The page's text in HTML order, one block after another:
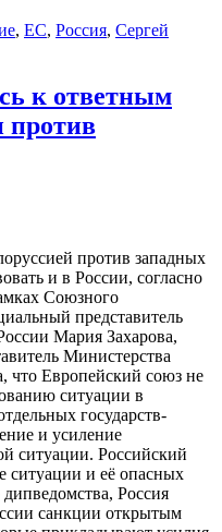
, ЕС, Россия, Сергей
к ответным
против
против западных
и в России, согласно
Союзного
представитель
Мария Захарова,
Министерства
что Европейский союз не
ситуации в
государств-
и усиление
ситуации. Российский
и её опасных
Россия
санкции открытым